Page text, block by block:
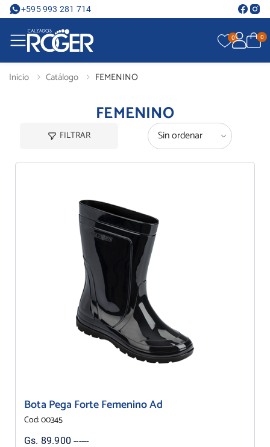
+595 993 281 714
0 0
Inicio Catálogo FEMENINO
FEMENINO
FILTRAR
Bota Pega Forte Femenino Ad
Cod: 00345
Gs. 89.900 ------